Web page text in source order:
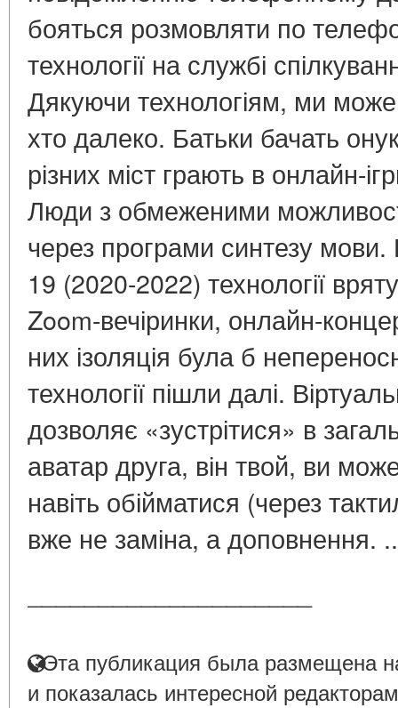
бояться розмовляти по
технології на службі
Дякуючи технологіям, ми
хто далеко. Батьки бачать
різних міст грають в онлайн-
Люди з обмеженими
через програми синтезу мови.
19 (2020-2022) технології
Zoom-вечіринки, онлайн-
них ізоляція була б
технології пішли далі.
дозволяє «зустрітися» в
аватар друга, він твой, ви
навіть обійматися (через
вже не заміна, а доповнення.
Эта публикация была размещена
и показалась интересной